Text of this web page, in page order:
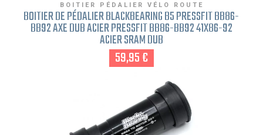
BOITIER PÉDALIER VÉLO ROUTE
BOITIER DE PÉDALIER BLACKBEARING B5 PRESSFIT BB86-
BB92 AXE DUB ACIER PRESSFIT BB86-BB92 41X86-92
ACIER SRAM DUB
59,95 €